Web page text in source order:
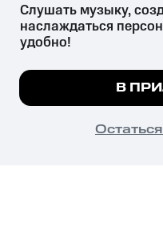
психотропных веществ, их
их незаконный оборот
законодательством
© 2026 ООО «КИОН».
Все права защищены
Мы используем куки,
Подробнее
Слушать музыку,
наслаждаться
удобно!
В